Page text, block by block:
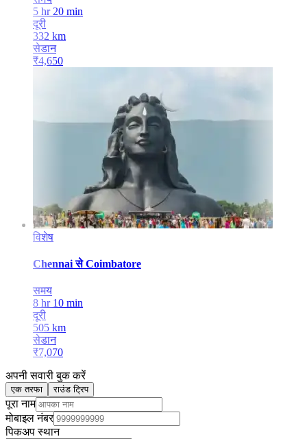
5 hr 20 min
दूरी
332 km
सेडान
₹4,650
विशेष
Chennai से Coimbatore
समय
8 hr 10 min
दूरी
505 km
सेडान
₹7,070
अपनी सवारी बुक करें
एक तरफा राउंड ट्रिप
पूरा नाम
मोबाइल नंबर
पिकअप स्थान